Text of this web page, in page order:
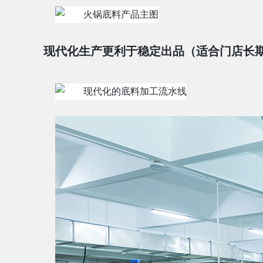
现代化生产更利于稳定出品（适合门店长